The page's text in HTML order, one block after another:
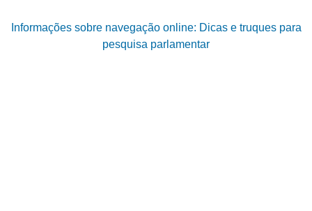
Informações sobre navegação online: Dicas e truques para
pesquisa parlamentar